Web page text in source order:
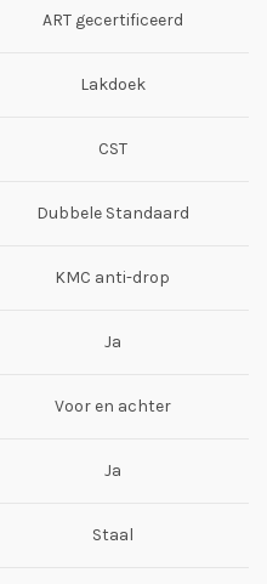
ART gecertificeerd
Lakdoek
CST
Dubbele Standaard
KMC anti-drop
Ja
Voor en achter
Ja
Staal